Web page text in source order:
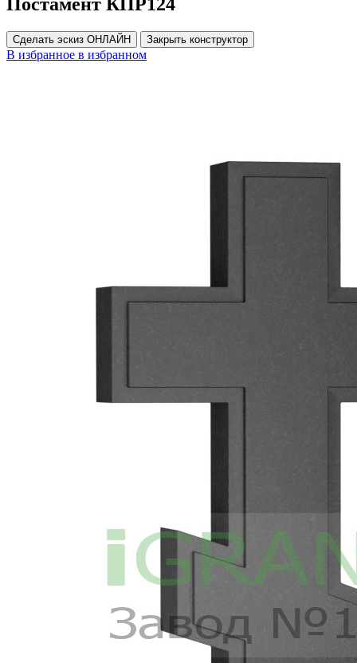
Постамент КПР124
Сделать эскиз ОНЛАЙН Закрыть конструктор
В избранное в избранном